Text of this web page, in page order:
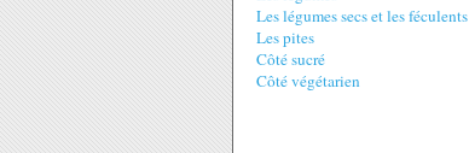
Les légumes secs et les féculents
Les pites
Côté sucré
Côté végétarien